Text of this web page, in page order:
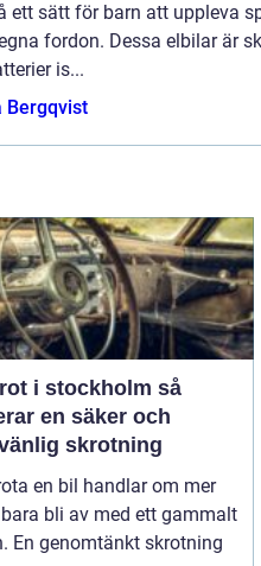
ett sätt för barn att uppleva
fordon. Dessa elbilar är
is...
Bergqvist
i stockholm så
en säker och
skrotning
en bil handlar om mer
bli av med ett gammalt
En genomtänkt skrotning